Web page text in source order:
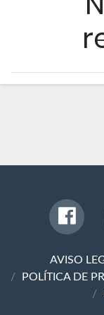
AVISO
POLÍTICA DE